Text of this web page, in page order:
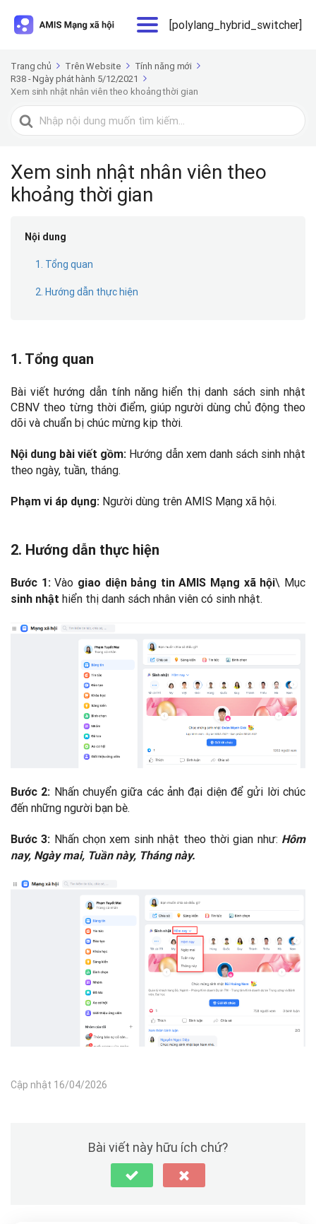
[polylang_hybrid_switcher]
Trang chủ Trên Website
Tính năng mới
R38 - Ngày phát hành 5/12/2021
Xem sinh nhật nhân viên theo khoảng thời gian
Tìm
kiếm
Xem sinh nhật nhân viên theo
khoảng thời gian
Nội dung
1. Tổng quan
2. Hướng dẫn thực hiện
1. Tổng quan
Bài viết hướng dẫn tính năng hiển thị danh sách sinh nhật
CBNV theo từng thời điểm, giúp người dùng chủ động theo
dõi và chuẩn bị chúc mừng kịp thời.
Nội dung bài viết gồm: Hướng dẫn xem danh sách sinh nhật
theo ngày, tuần, tháng.
Phạm vi áp dụng: Người dùng trên AMIS Mạng xã hội.
2. Hướng dẫn thực hiện
Bước 1:Vào giao diện bảng tin AMIS Mạng xã hội\ Mục
sinh nhật hiển thị danh sách nhân viên có sinh nhật.
Bước 2: Nhấn chuyển giữa các ảnh đại diện để gửi lời chúc
đến những người bạn bè.
Bước 3: Nhấn chọn xem sinh nhật theo thời gian như: Hôm
nay, Ngày mai, Tuần này, Tháng này.
Cập nhật 16/04/2026
Bài viết này hữu ích chứ?